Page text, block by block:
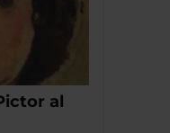
al